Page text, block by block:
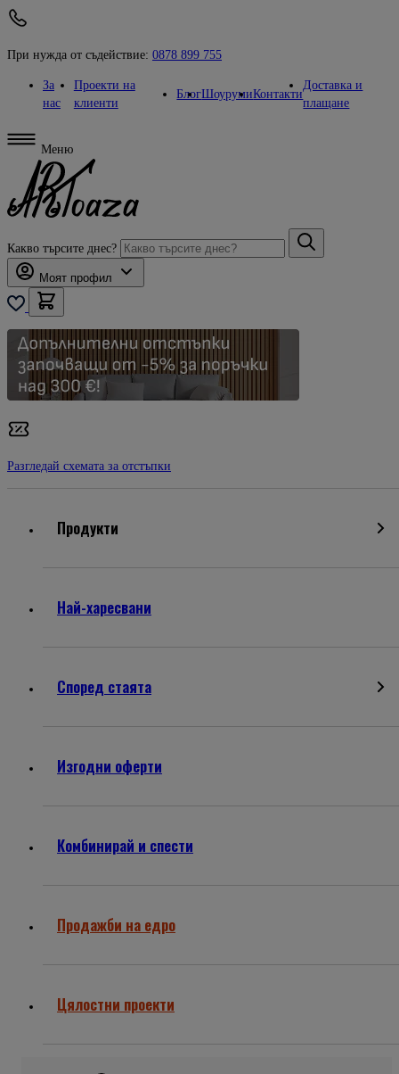
При нужда от съдействие: 0878 899 755
За
нас
Проекти на
клиенти
БлогШоурумиКонтакти
Доставка и
плащане
Меню
Какво търсите днес?
Моят профил
Разгледай схемата за отстъпки
Продукти
Най-харесвани
Според стаята
Изгодни оферти
Комбинирай и спести
Продажби на едро
Цялостни проекти